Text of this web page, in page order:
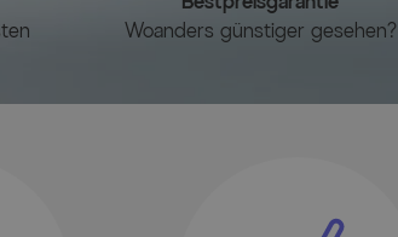
Woanders günstiger gesehen?